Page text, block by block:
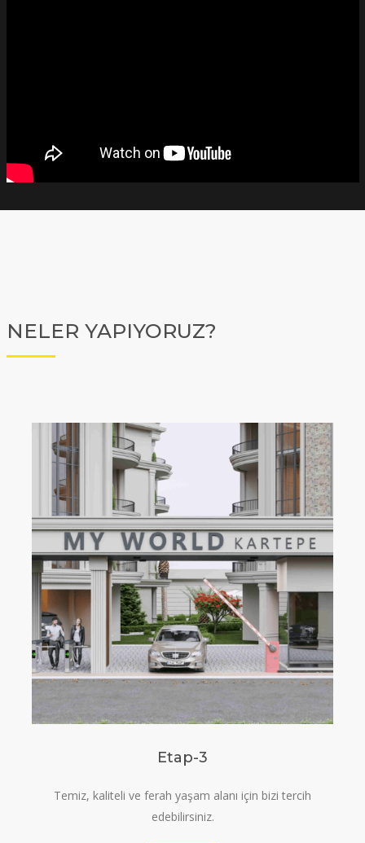
NELER YAPIYORUZ?
Etap-3
Temiz, kaliteli ve ferah yaşam alanı için bizi tercih
edebilirsiniz.